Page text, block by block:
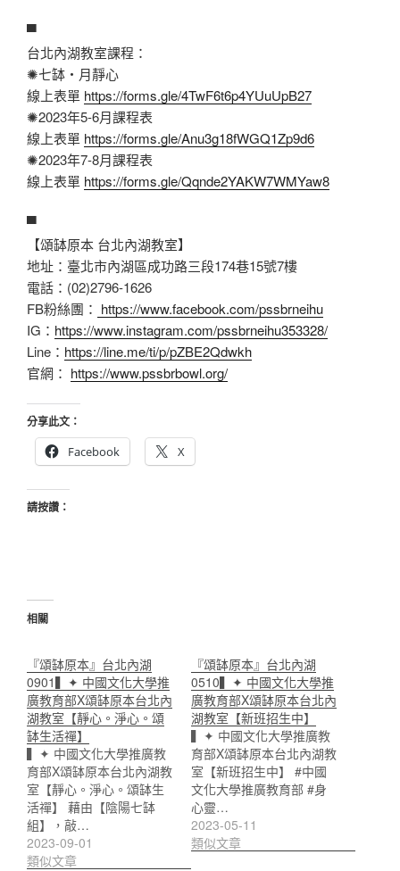
▀
台北內湖教室課程：
✺七缽・月靜心
線上表單 https://forms.gle/4TwF6t6p4YUuUpB27
✺2023年5-6月課程表
線上表單 https://forms.gle/Anu3g18fWGQ1Zp9d6
✺2023年7-8月課程表
線上表單 https://forms.gle/Qqnde2YAKW7WMYaw8
▀
【頌缽原本 台北內湖教室】
地址：臺北市內湖區成功路三段174巷15號7樓
電話：(02)2796-1626
FB粉絲團： https://www.facebook.com/pssbrneihu
IG： https://www.instagram.com/pssbrneihu353328/
Line： https://line.me/ti/p/pZBE2Qdwkh
官網： https://www.pssbrbowl.org/
分享此文：
Facebook
X
請按讚：
相關
『頌缽原本』台北內湖
0901▍✦ 中國文化大學推
廣教育部X頌缽原本台北內
湖教室【靜心。淨心。頌
缽生活禪】
▍✦ 中國文化大學推廣教
育部X頌缽原本台北內湖教
室【靜心。淨心。頌缽生
活禪】 藉由【陰陽七缽
組】，敲…
2023-09-01
類似文章
『頌缽原本』台北內湖
0510▍✦ 中國文化大學推
廣教育部X頌缽原本台北內
湖教室【新班招生中】
▍✦ 中國文化大學推廣教
育部X頌缽原本台北內湖教
室【新班招生中】 #中國
文化大學推廣教育部 #身
心靈…
2023-05-11
類似文章